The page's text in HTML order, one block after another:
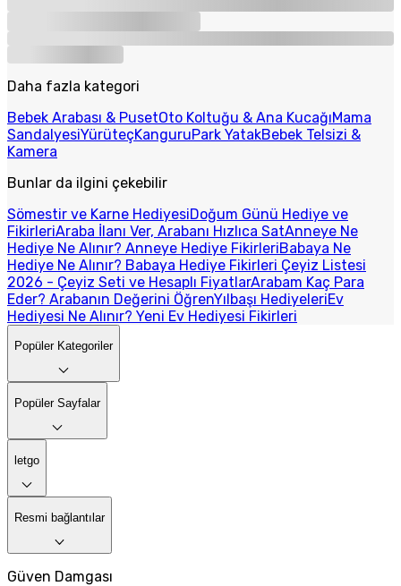
Daha fazla kategori
Bebek Arabası & PusetOto Koltuğu & Ana KucağıMama
SandalyesiYürüteçKanguruPark YatakBebek Telsizi &
Kamera
Bunlar da ilgini çekebilir
Sömestir ve Karne HediyesiDoğum Günü Hediye ve
FikirleriAraba İlanı Ver, Arabanı Hızlıca SatAnneye Ne
Hediye Ne Alınır? Anneye Hediye FikirleriBabaya Ne
Hediye Ne Alınır? Babaya Hediye Fikirleri Çeyiz Listesi
2026 - Çeyiz Seti ve Hesaplı FiyatlarArabam Kaç Para
Eder? Arabanın Değerini ÖğrenYılbaşı HediyeleriEv
Hediyesi Ne Alınır? Yeni Ev Hediyesi Fikirleri
Popüler Kategoriler
Popüler Sayfalar
letgo
Resmi bağlantılar
Güven Damgası